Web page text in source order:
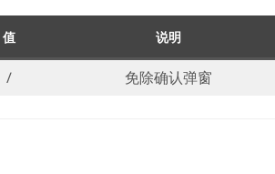
值 说明
/ 免除确认弹窗